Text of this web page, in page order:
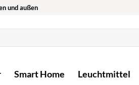
und außen
Smart Home Leuchtmittel